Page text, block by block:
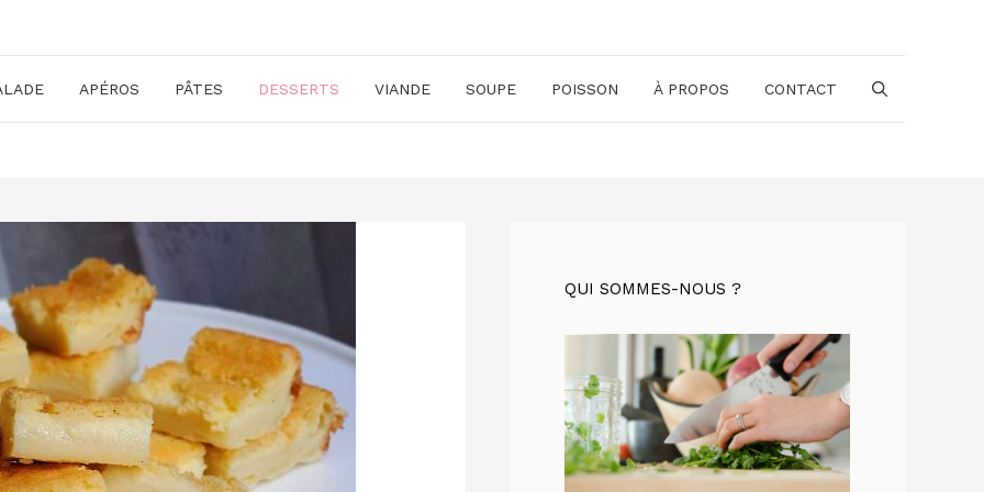
APÉROS PÂTES DESSERTS VIANDE SOUPE POISSON À PROPOS CONTACT
QUI SOMMES-NOUS ?